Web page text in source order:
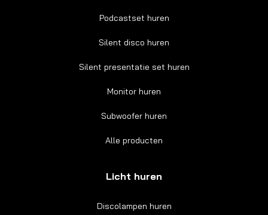
Podcastset huren
Silent disco huren
Silent presentatie set huren
Monitor huren
Subwoofer huren
Alle producten
Licht huren
Discolampen huren